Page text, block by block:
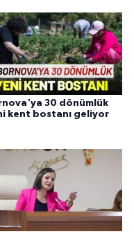
30 dönümlük
kent bostanı geliyor